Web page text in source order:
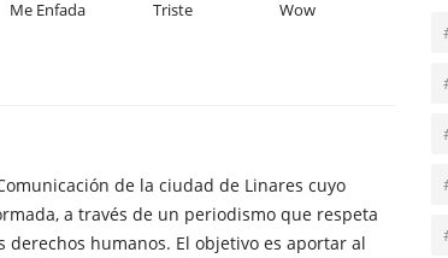
Me Enfada Triste Wow
de la ciudad de Linares cuyo
a través de un periodismo que respeta
humanos. El objetivo es aportar al